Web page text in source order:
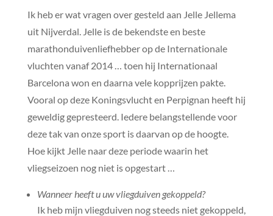
Ik heb er wat vragen over gesteld aan Jelle Jellema
uit Nijverdal. Jelle is de bekendste en beste
marathonduivenliefhebber op de Internationale
vluchten vanaf 2014 … toen hij Internationaal
Barcelona won en daarna vele kopprijzen pakte.
Vooral op deze Koningsvlucht en Perpignan heeft hij
geweldig gepresteerd. Iedere belangstellende voor
deze tak van onze sport is daarvan op de hoogte.
Hoe kijkt Jelle naar deze periode waarin het
vliegseizoen nog niet is opgestart …
Wanneer heeft u uw vliegduiven gekoppeld?
Ik heb mijn vliegduiven nog steeds niet gekoppeld,